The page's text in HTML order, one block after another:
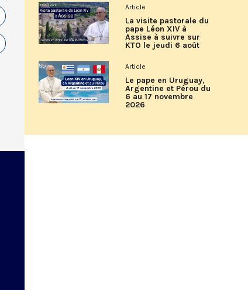
Article
La visite pastorale du
pape Léon XIV à
Assise à suivre sur
KTO le jeudi 6 août
Article
Le pape en Uruguay,
Argentine et Pérou du
6 au 17 novembre
2026